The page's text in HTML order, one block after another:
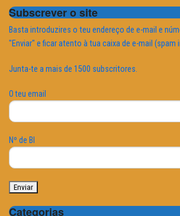
Subscrever o site
Basta introduzires o teu endereço de e-mail e
"Enviar" e ficar atento à tua caixa de e-mail (spam
Junta-te a mais de 1500 subscritores.
O teu email
Nº de BI
Categorias